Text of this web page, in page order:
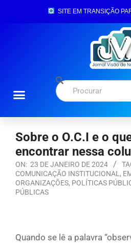
SITE EM TRANSIÇÃO
Sobre o O.C.I e o
encontrar nessa
ON: 23 DE JANEIRO DE 2024
COMUNICAÇÃO INSTITUCIONAL ,
ORGANIZAÇÕES, POLÍTICAS
PÚBLICAS
Quando se lê a palavra